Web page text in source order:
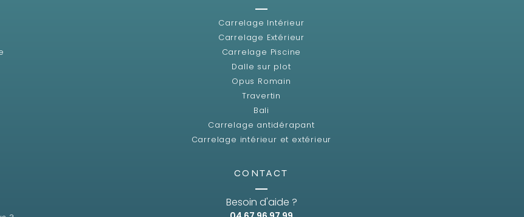
Carrelage Intérieur
Carrelage Extérieur
Carrelage Piscine
Dalle sur plot
Opus Romain
Travertin
Bali
Carrelage antidérapant
Carrelage intérieur et extérieur
CONTACT
Besoin d'aide ?